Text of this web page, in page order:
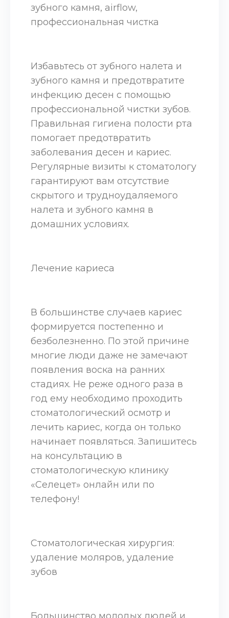
зубного камня, airflow,
профессиональная чистка
Избавьтесь от зубного налета и
зубного камня и предотвратите
инфекцию десен с помощью
профессиональной чистки зубов.
Правильная гигиена полости рта
помогает предотвратить
заболевания десен и кариес.
Регулярные визиты к стоматологу
гарантируют вам отсутствие
скрытого и трудноудаляемого
налета и зубного камня в
домашних условиях.
Лечение кариеса
В большинстве случаев кариес
формируется постепенно и
безболезненно. По этой причине
многие люди даже не замечают
появления воска на ранних
стадиях. Не реже одного раза в
год ему необходимо проходить
стоматологический осмотр и
лечить кариес, когда он только
начинает появляться. Запишитесь
на консультацию в
стоматологическую клинику
«Селецет» онлайн или по
телефону!
Стоматологическая хирургия:
удаление моляров, удаление
зубов